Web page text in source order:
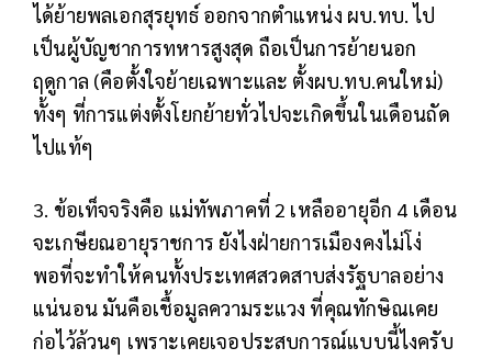
ได้ย้ายพลเอกสุรยุทธ์ ออกจากตำแหน่ง ผบ.ทบ. ไป
เป็นผู้บัญชาการทหารสูงสุด ถือเป็นการย้ายนอก
ฤดูกาล (คือตั้งใจย้ายเฉพาะและ ตั้งผบ.ทบ.คนใหม่)
ทั้งๆ ที่การแต่งตั้งโยกย้ายทั่วไปจะเกิดขึ้นในเดือนถัด
ไปแท้ๆ
3. ข้อเท็จจริงคือ แม่ทัพภาคที่ 2 เหลืออายุอีก 4 เดือน
จะเกษียณอายุราชการ ยังไงฝ่ายการเมืองคงไม่โง่
พอที่จะทำให้คนทั้งประเทศสวดสาบส่งรัฐบาลอย่าง
แน่นอน มันคือเชื้อมูลความระแวง ที่คุณทักษิณเคย
ก่อไว้ล้วนๆ เพราะเคยเจอประสบการณ์แบบนี้ไงครับ